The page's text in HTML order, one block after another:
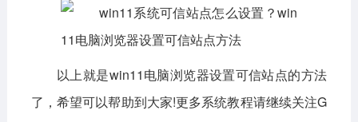
以上就是win11电脑浏览器设置可信站点的方法
了，希望可以帮助到大家!更多系统教程请继续关注G